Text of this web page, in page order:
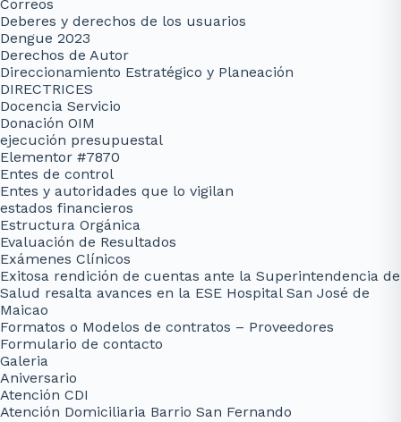
Correos
Deberes y derechos de los usuarios
Dengue 2023
Derechos de Autor
Direccionamiento Estratégico y Planeación
DIRECTRICES
Docencia Servicio
Donación OIM
ejecución presupuestal
Elementor #7870
Entes de control
Entes y autoridades que lo vigilan
estados financieros
Estructura Orgánica
Evaluación de Resultados
Exámenes Clínicos
Exitosa rendición de cuentas ante la Superintendencia de
Salud resalta avances en la ESE Hospital San José de
Maicao
Formatos o Modelos de contratos – Proveedores
Formulario de contacto
Galeria
Aniversario
Atención CDI
Atención Domiciliaria Barrio San Fernando